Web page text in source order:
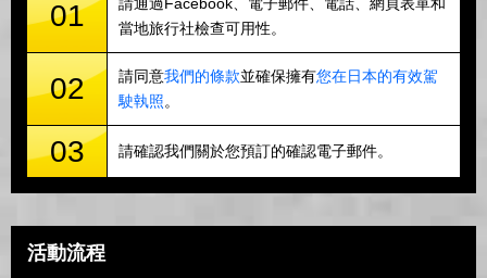
01
請通過Facebook、電子郵件、電話、網頁表單和
當地旅行社檢查可用性。
02 請同意我們的條款並確保擁有您在日本的有效駕
駛執照。
03 請確認我們關於您預訂的確認電子郵件。
活動流程